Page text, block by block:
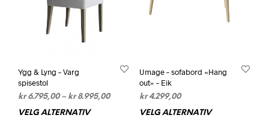
Ygg & Lyng – Varg
spisestol
kr6.795,00 – kr8.995,00Prisområde:
kr 6.795,00
VELG ALTERNATIV
Dette
Umage – sofabord «Hang
out» – Eik
kr4.299,00
VELG ALTERNATIV